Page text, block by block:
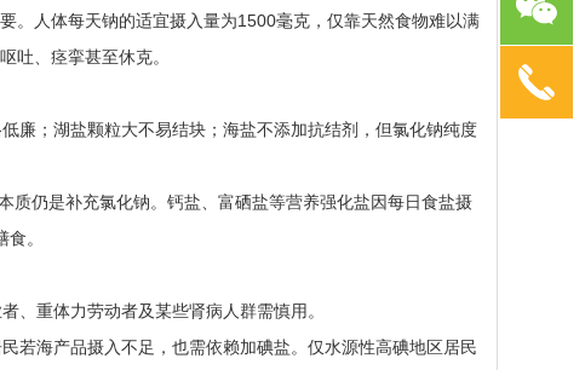
人体每天钠的适宜摄入量为1500毫克，仅靠天然食物难以满
吐、痉挛甚至休克。
；湖盐颗粒大不易结块；海盐不添加抗结剂，但氯化钠纯度
仍是补充氯化钠。钙盐、富硒盐等营养强化盐因每日食盐摄
。
重体力劳动者及某些肾病人群需慎用。
海产品摄入不足，也需依赖加碘盐。仅水源性高碘地区居民